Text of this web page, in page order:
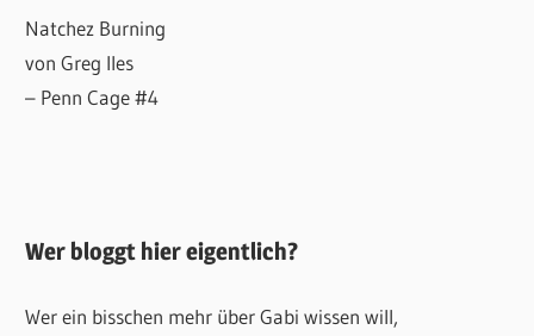
Natchez Burning
von Greg Iles
– Penn Cage #4
Wer bloggt hier eigentlich?
Wer ein bisschen mehr über Gabi wissen will,